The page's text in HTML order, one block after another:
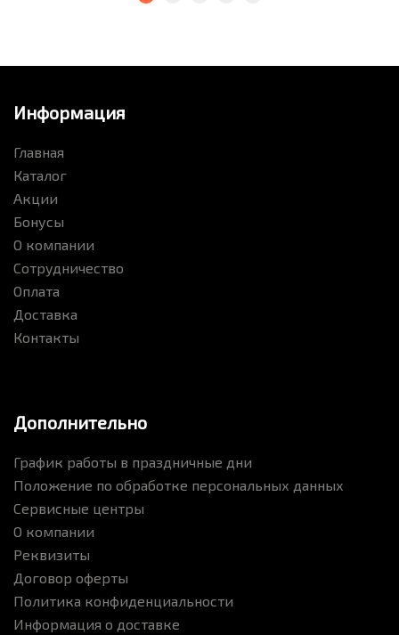
Информация
Главная
Каталог
Акции
Бонусы
О компании
Сотрудничество
Оплата
Доставка
Контакты
Дополнительно
График работы в праздничные дни
Положение по обработке персональных данных
Сервисные центры
О компании
Реквизиты
Договор оферты
Политика конфиденциальности
Информация о доставке